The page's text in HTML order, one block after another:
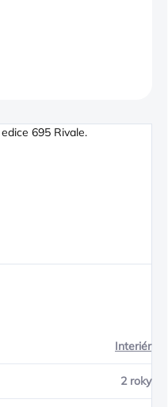
695 Rivale.
Interiér
2 roky